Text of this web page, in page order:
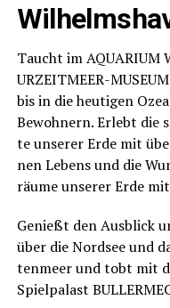
Taucht im AQUARIUM
URZEITMEER-
bis in die heu­ti­gen
Bewoh­nern. Erlebt die
te unse­rer Erde mit
nen Lebens und die
räu­me unse­rer Erde
Genießt den Aus­blick
über die Nord­see und
ten­meer und tobt mit
Spiel­pa­last